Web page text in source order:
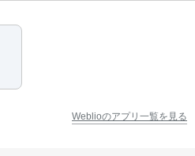
Weblioのアプリ一覧を見る